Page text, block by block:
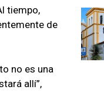
tiempo,
de
no es una
allí”,